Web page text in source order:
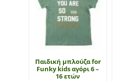
Παιδική μπλούζα for
Funky kids αγόρι 6 –
16 ετών